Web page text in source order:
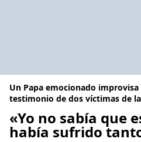
Un Papa emocionado
testimonio de dos víctimas de
«Yo no sabía que
había sufrido